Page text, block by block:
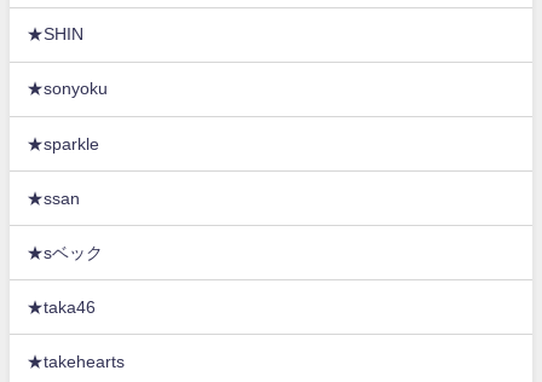
★SHIN
★sonyoku
★sparkle
★ssan
★sベック
★taka46
★takehearts